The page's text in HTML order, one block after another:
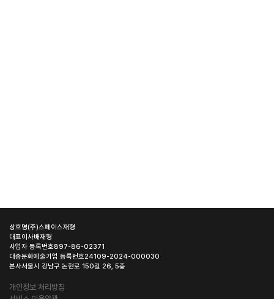
상호명(주)스페이스재형
대표이사배재형
사업자 등록번호897-86-02371
대중문화예술기업 등록번호24109-2024-000030
본사서울시 강남구 논현로 150길 26, 5층
개인정보 처리방침